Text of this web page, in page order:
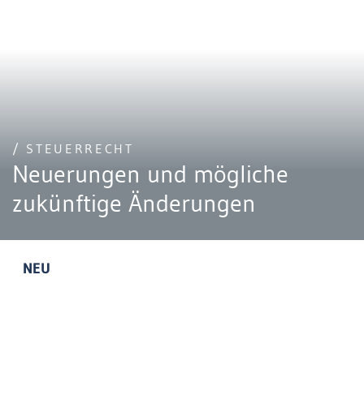
/ STEUERRECHT
Neuerungen und mögliche
zukünftige Änderungen
NEU